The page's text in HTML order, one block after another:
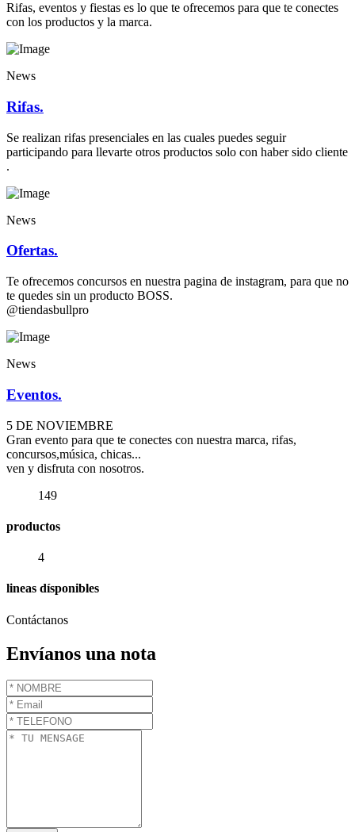
Rifas, eventos y fiestas es lo que te ofrecemos para que te conectes
con los productos y la marca.
News
Rifas.
Se realizan rifas presenciales en las cuales puedes seguir
participando para llevarte otros productos solo con haber sido cliente
.
News
Ofertas.
Te ofrecemos concursos en nuestra pagina de instagram, para que no
te quedes sin un producto BOSS.
@tiendasbullpro
News
Eventos.
5 DE NOVIEMBRE
Gran evento para que te conectes con nuestra marca, rifas,
concursos,música, chicas...
ven y disfruta con nosotros.
149
productos
4
lineas dísponibles
Contáctanos
Envíanos una nota